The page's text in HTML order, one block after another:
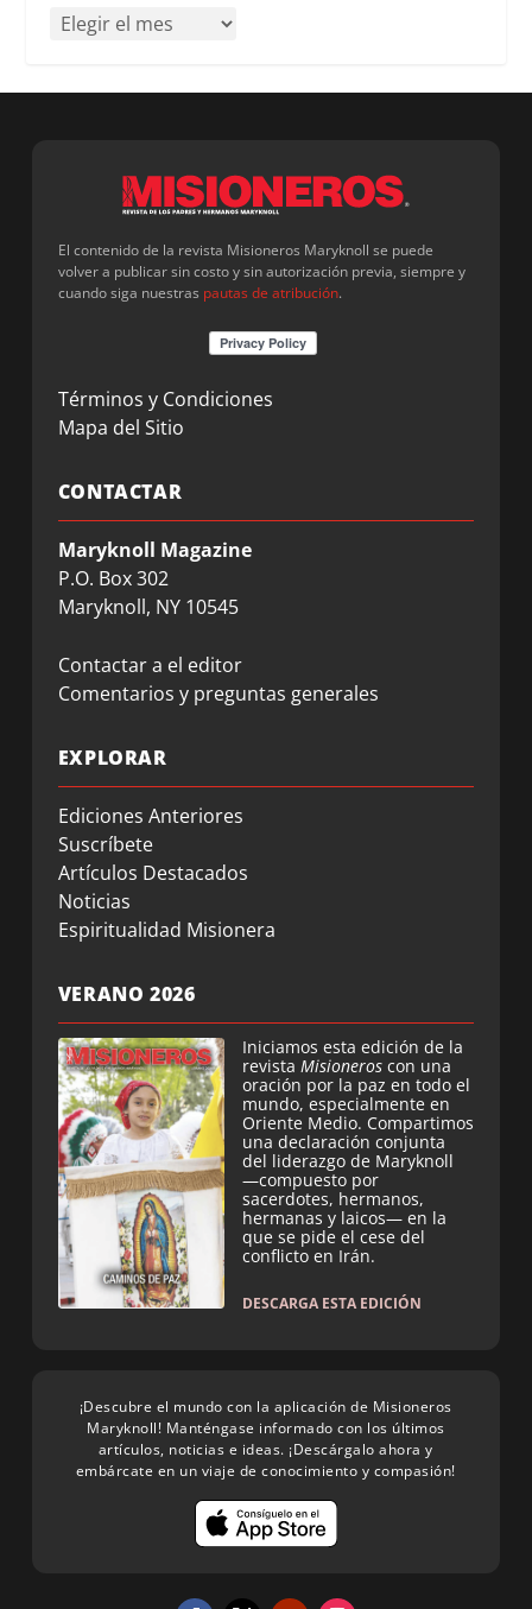
El contenido de la revista Misioneros Maryknoll se puede
volver a publicar sin costo y sin autorización previa, siempre y
cuando siga nuestras pautas de atribución.
Términos y Condiciones
Mapa del Sitio
CONTACTAR
Maryknoll Magazine
P.O. Box 302
Maryknoll, NY 10545
Contactar a el editor
Comentarios y preguntas generales
EXPLORAR
Ediciones Anteriores
Suscríbete
Artículos Destacados
Noticias
Espiritualidad Misionera
VERANO 2026
Iniciamos esta edición de la
revista Misioneros con una
oración por la paz en todo el
mundo, especialmente en
Oriente Medio. Compartimos
una declaración conjunta
del liderazgo de Maryknoll
—compuesto por
sacerdotes, hermanos,
hermanas y laicos— en la
que se pide el cese del
conflicto en Irán.
DESCARGA ESTA EDICIÓN
¡Descubre el mundo con la aplicación de Misioneros
Maryknoll! Manténgase informado con los últimos
artículos, noticias e ideas. ¡Descárgalo ahora y
embárcate en un viaje de conocimiento y compasión!